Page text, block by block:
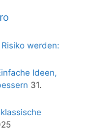
werden:
Ideen,
31.